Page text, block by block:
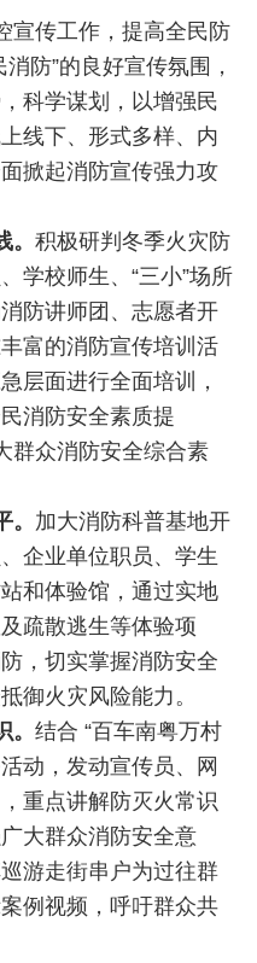
宣传工作，提高全民防
防”的良好宣传氛围，
科学谋划，以增强民
线下、形式多样、内
掀起消防宣传强力攻
积极研判冬季火灾防
学校师生、“三小”场所
防讲师团、志愿者开
富的消防宣传培训活
层面进行全面培训，
消防安全素质提
群众消防安全综合素
加大消防科普基地开
企业单位职员、学生
和体验馆，通过实地
疏散逃生等体验项
，切实掌握消防安全
御火灾风险能力。
结合 “百车南粤万村
动，发动宣传员、网
重点讲解防灭火常识
大群众消防安全意
游走街串户为过往群
例视频，呼吁群众共